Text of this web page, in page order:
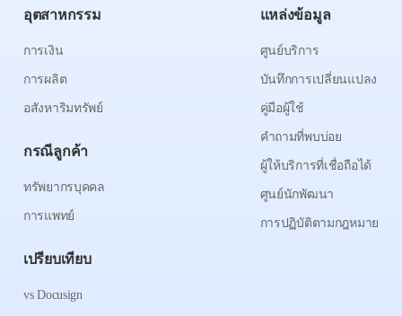
อุตสาหกรรม
การเงิน
การผลิต
อสังหาริมทรัพย์
กรณีลูกค้า
ทรัพยากรบุคคล
การแพทย์
เปรียบเทียบ
vs Docusign
แหล่งข้อมูล
ศูนย์บริการ
บันทึกการเปลี่ยนแปลง
คู่มือผู้ใช้
คำถามที่พบบ่อย
ผู้ให้บริการที่เชื่อถือได้
ศูนย์นักพัฒนา
การปฏิบัติตามกฎหมาย